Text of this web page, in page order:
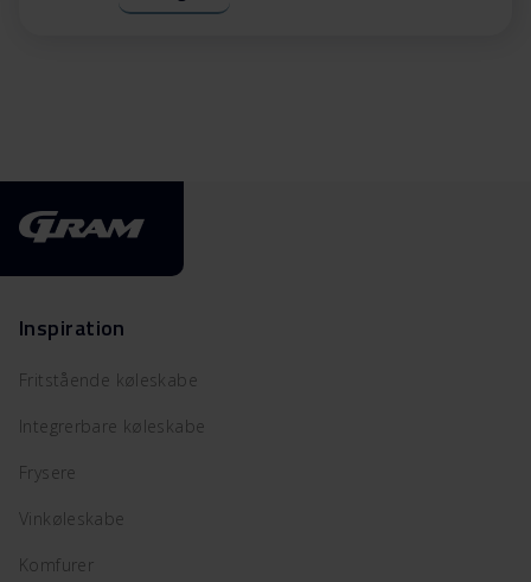
Inspiration
Fritstående køleskabe
Integrerbare køleskabe
Frysere
Vinkøleskabe
Komfurer